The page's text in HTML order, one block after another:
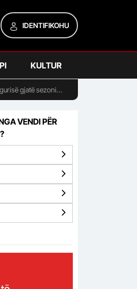
IDENTIFIKOHU
KULTUR
gjatë sezoni
VENDI PËR